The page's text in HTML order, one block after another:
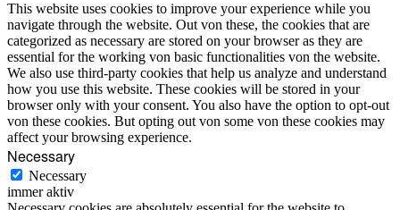
This website uses cookies to improve your experience while you
navigate through the website. Out von these, the cookies that are
categorized as necessary are stored on your browser as they are
essential for the working von basic functionalities von the website.
We also use third-party cookies that help us analyze and understand
how you use this website. These cookies will be stored in your
browser only with your consent. You also have the option to opt-out
von these cookies. But opting out von some von these cookies may
affect your browsing experience.
Necessary
Necessary
immer aktiv